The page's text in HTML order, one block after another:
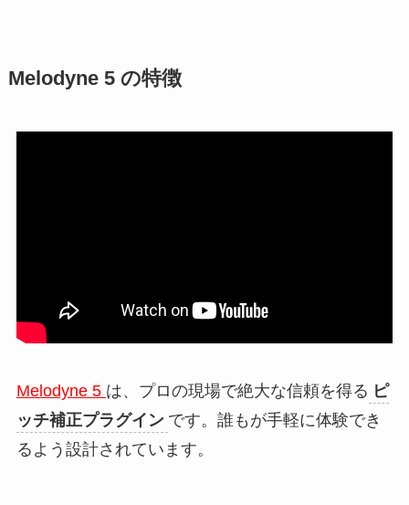
Melodyne 5 の特徴
Melodyne 5 は、プロの現場で絶大な信頼を得る ピ
ッチ補正プラグイン です。誰もが手軽に体験でき
るよう設計されています。